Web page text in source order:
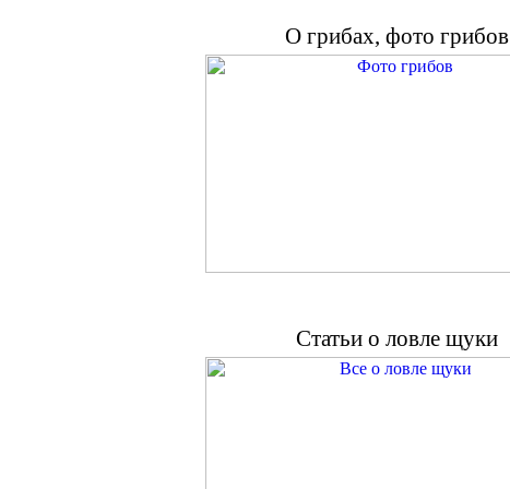
О грибах, фото грибов
Статьи о ловле щуки